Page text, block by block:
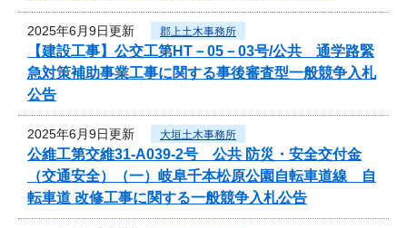
2025年6月9日更新 郡上土木事務所
【建設工事】公交工第HT－05－03号/公共 通学路緊
急対策補助事業工事に関する事後審査型一般競争入札
公告
2025年6月9日更新 大垣土木事務所
公維工第交維31-A039-2号 公共 防災・安全交付金
（交通安全）（一）岐阜千本松原公園自転車道線 自
転車道 改修工事に関する一般競争入札公告